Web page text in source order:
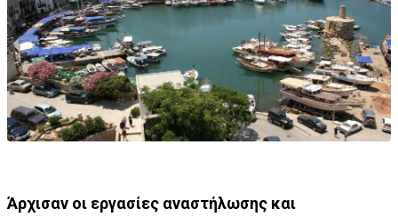
Άρχισαν οι εργασίες αναστήλωσης και